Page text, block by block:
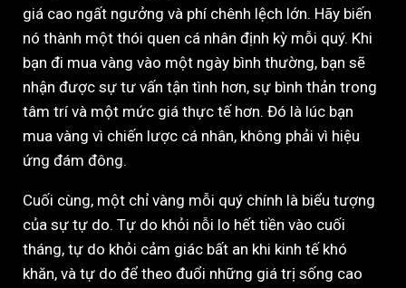
giá cao ngất ngưởng và phí chênh lệch lớn. Hãy biến
nó thành một thói quen cá nhân định kỳ mỗi quý. Khi
bạn đi mua vàng vào một ngày bình thường, bạn sẽ
nhận được sự tư vấn tận tình hơn, sự bình thản trong
tâm trí và một mức giá thực tế hơn. Đó là lúc bạn
mua vàng vì chiến lược cá nhân, không phải vì hiệu
ứng đám đông.
Cuối cùng, một chỉ vàng mỗi quý chính là biểu tượng
của sự tự do. Tự do khỏi nỗi lo hết tiền vào cuối
tháng, tự do khỏi cảm giác bất an khi kinh tế khó
khăn, và tự do để theo đuổi những giá trị sống cao